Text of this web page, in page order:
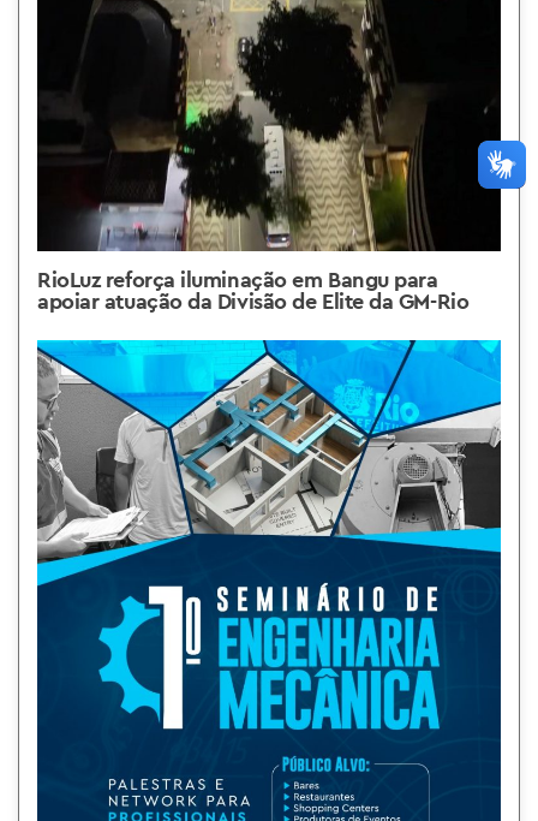
RioLuz reforça iluminação em Bangu para
apoiar atuação da Divisão de Elite da GM-Rio